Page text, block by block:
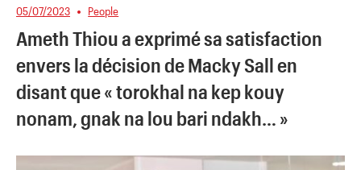
05/07/2023 People
Ameth Thiou a exprimé sa satisfaction
envers la décision de Macky Sall en
disant que « torokhal na kep kouy
nonam, gnak na lou bari ndakh… »